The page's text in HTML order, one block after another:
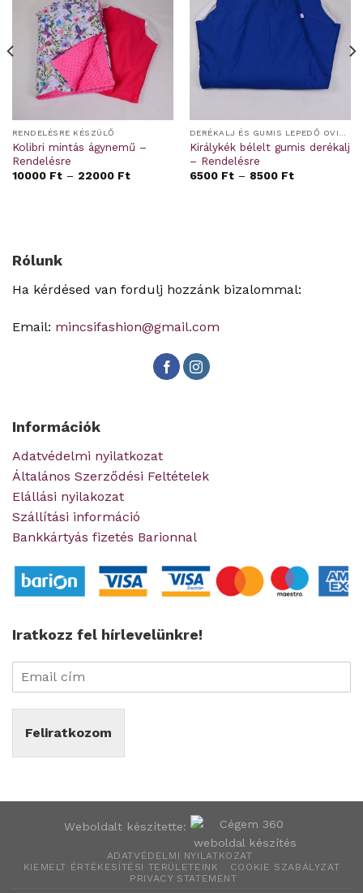
RENDELÉSRE KÉSZÜLŐ
Kolibri mintás ágynemű –
Rendelésre
10000 Ft– 22000 Ft
Királykék bélelt gumis derékalj
– Rendelésre
6500 Ft– 8500 Ft
Rólunk
Ha kérdésed van fordulj hozzánk bizalommal:
Email: mincsifashion@gmail.com
Információk
Adatvédelmi nyilatkozat
Általános Szerződési Feltételek
Elállási nyilakozat
Szállítási információ
Bankkártyás fizetés Barionnal
Iratkozz fel hírlevelünkre!
Feliratkozom
Weboldalt készítette:
ADATVÉDELMI NYILATKOZAT
KIEMELT ÉRTÉKESÍTÉSI TERÜLETEINK
COOKIE SZABÁLYZAT
PRIVACY STATEMENT